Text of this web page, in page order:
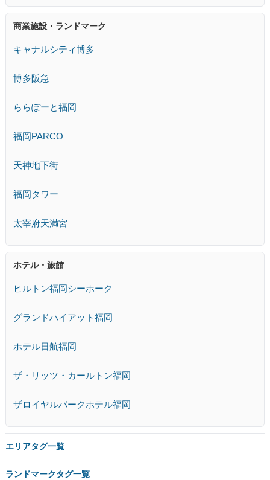
商業施設・ランドマーク
キャナルシティ博多
博多阪急
ららぽーと福岡
福岡PARCO
天神地下街
福岡タワー
太宰府天満宮
ホテル・旅館
ヒルトン福岡シーホーク
グランドハイアット福岡
ホテル日航福岡
ザ・リッツ・カールトン福岡
ザロイヤルパークホテル福岡
エリアタグ一覧
ランドマークタグ一覧